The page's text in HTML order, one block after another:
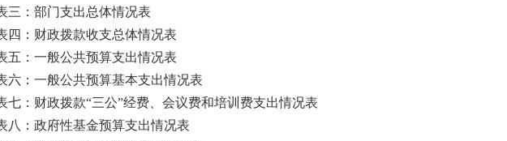
：部门支出总体情况表
：财政拨款收支总体情况表
：一般公共预算支出情况表
：一般公共预算基本支出情况表
：财政拨款“三公”经费、会议费和培训费支出情况表
：政府性基金预算支出情况表